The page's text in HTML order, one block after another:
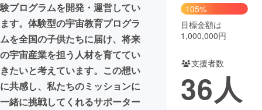
CAMPFIRE for Social Good
CAMPFIRE Creation
CAMPFIREふるさと納税machi-ya コミュニティ
験プログラムを開発・運営してい
ます。体験型の宇宙教育プログラ
ムを全国の子供たちに届け、将来
の宇宙産業を担う人材を育ててい
きたいと考えています。この想い
に共感し、私たちのミッションに
一緒に挑戦してくれるサポーター
105%
目標金額は
1,000,000円
支援者数
36人